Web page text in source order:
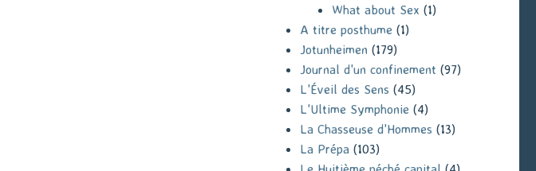
What about Sex (1)
A titre posthume (1)
Jotunheimen (179)
Journal d'un confinement (97)
L'Éveil des Sens (45)
L'Ultime Symphonie (4)
La Chasseuse d'Hommes (13)
La Prépa(103)